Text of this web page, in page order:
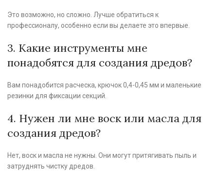
Это возможно, но сложно. Лучше обратиться к
профессионалу, особенно если вы делаете это впервые.
3. Какие инструменты мне
понадобятся для создания дредов?
Вам понадобится расческа, крючок 0,4-0,45 мм и маленькие
резинки для фиксации секций.
4. Нужен ли мне воск или масла для
создания дредов?
Нет, воск и масла не нужны. Они могут притягивать пыль и
затруднять чистку дредов.